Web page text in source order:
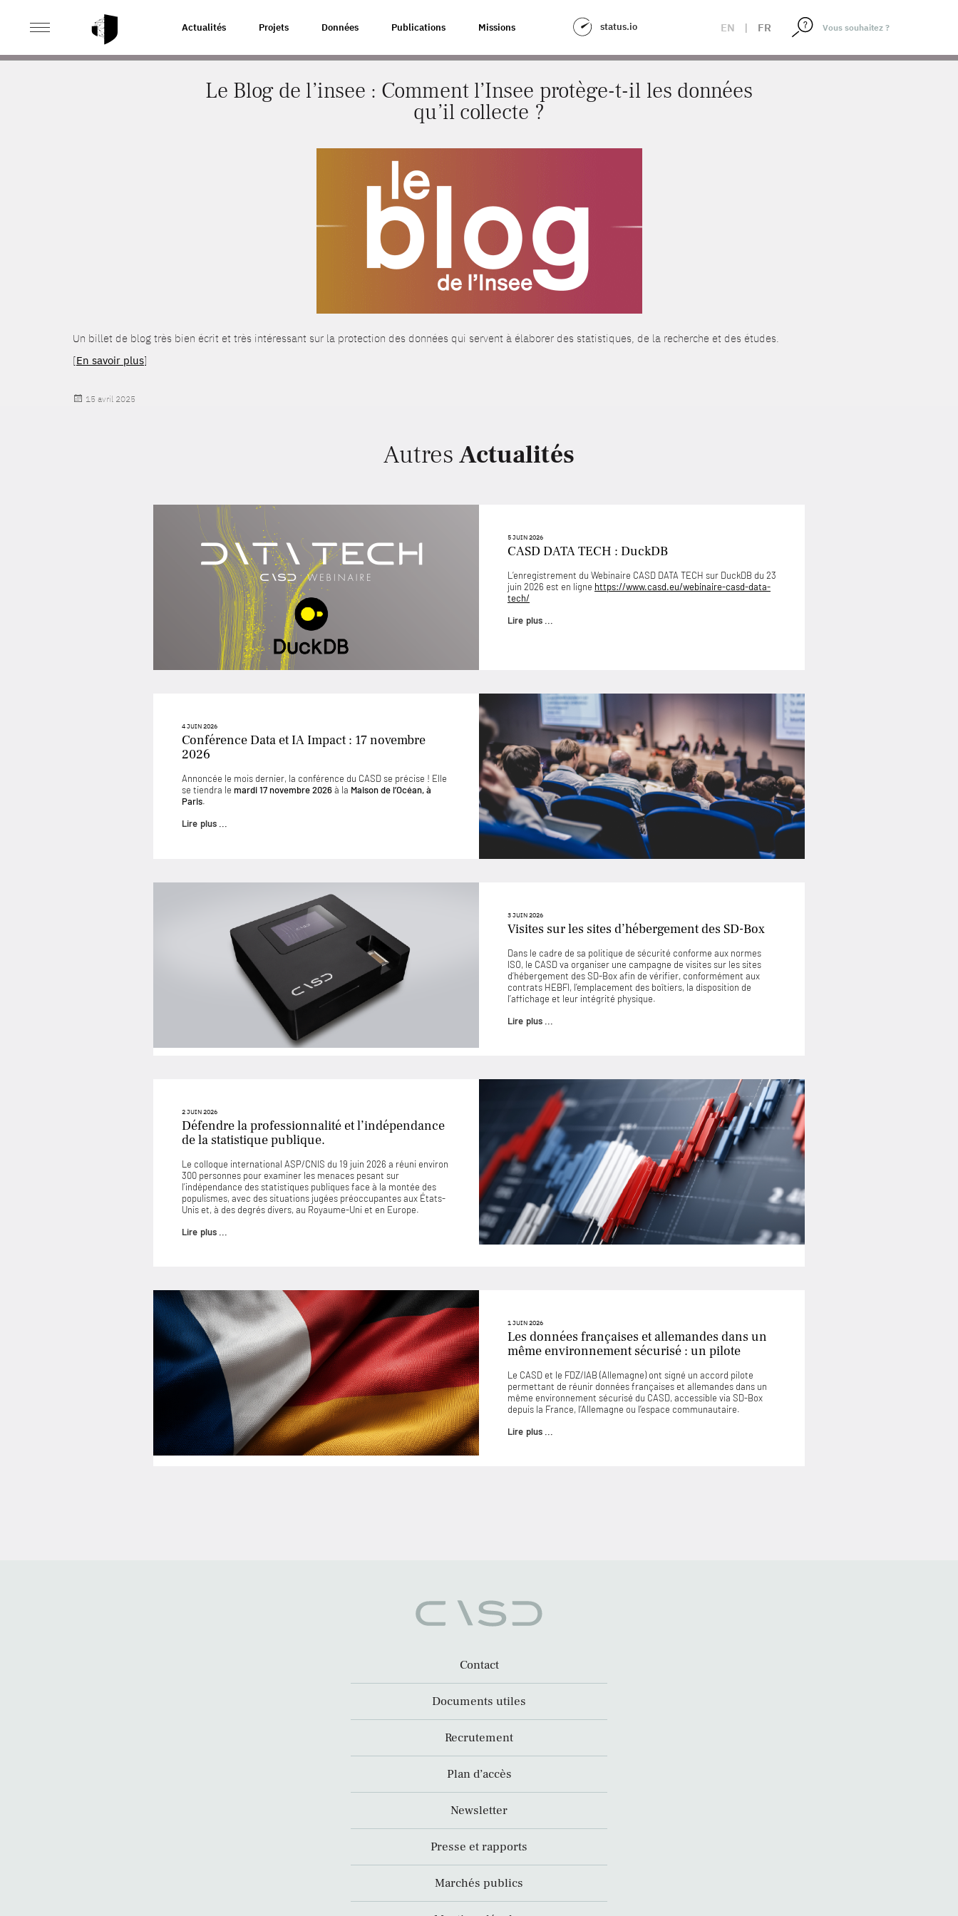
Actualités Projets Données Publications Missions status.io EN | FR
ACCUEIL ACTUALITÉS > LE BLOG DE L’INSEE : COMMENT L’INSEE PROTÈGE-T-IL LES DONNÉES QU’IL COLLECTE ?
Le Blog de l’insee : Comment l’Insee protège-t-il les données
qu’il collecte ?
Un billet de blog très bien écrit et très intéressant sur la protection des données qui servent à élaborer des statistiques, de la recherche et des études.
[En savoir plus]
Publié
15 avril 2025
Autres Actualités
5 JUIN 2026
CASD DATA TECH : DuckDB
L’enregistrement du Webinaire CASD DATA TECH sur DuckDB du 23
juin 2026 est en ligne https://www.casd.eu/webinaire-casd-data-
tech/
Lire plus ...
4 JUIN 2026
Conférence Data et IA Impact : 17 novembre
2026
Annoncée le mois dernier, la conférence du CASD se précise ! Elle
se tiendra le mardi 17 novembre 2026à la Maison de l’Océan, à
Paris.
Lire plus ...
3 JUIN 2026
Visites sur les sites d’hébergement des SD-Box
Dans le cadre de sa politique de sécurité conforme aux normes
ISO, le CASD va organiser une campagne de visites sur les sites
d’hébergement des SD-Box afin de vérifier, conformément aux
contrats HEBFI, l’emplacement des boîtiers, la disposition de
l’affichage et leur intégrité physique.
Lire plus ...
2 JUIN 2026
Défendre la professionnalité et l’indépendance
de la statistique publique.
Le colloque international ASP/CNIS du 19 juin 2026 a réuni environ
300 personnes pour examiner les menaces pesant sur
l’indépendance des statistiques publiques face à la montée des
populismes, avec des situations jugées préoccupantes aux États-
Unis et, à des degrés divers, au Royaume-Uni et en Europe.
Lire plus ...
1 JUIN 2026
Les données françaises et allemandes dans un
même environnement sécurisé : un pilote
Le CASD et le FDZ/IAB (Allemagne) ont signé un accord pilote
permettant de réunir données françaises et allemandes dans un
même environnement sécurisé du CASD, accessible via SD-Box
depuis la France, l’Allemagne ou l’espace communautaire.
Lire plus ...
Contact
Documents utiles
Recrutement
Plan d’accès
Newsletter
Presse et rapports
Marchés publics